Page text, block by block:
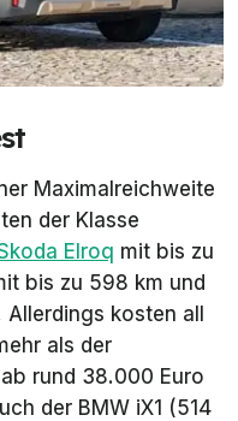
Maximalreichweite
der Klasse
Elroq mit bis zu
bis zu 598 km und
Allerdings kosten all
als der
rund 38.000 Euro
der BMW iX1 (514